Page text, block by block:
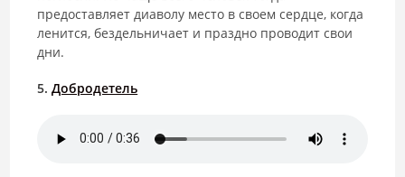
предоставляет диаволу место в своем сердце, когда
ленится, бездельничает и праздно проводит свои
дни.
5.Добродетель